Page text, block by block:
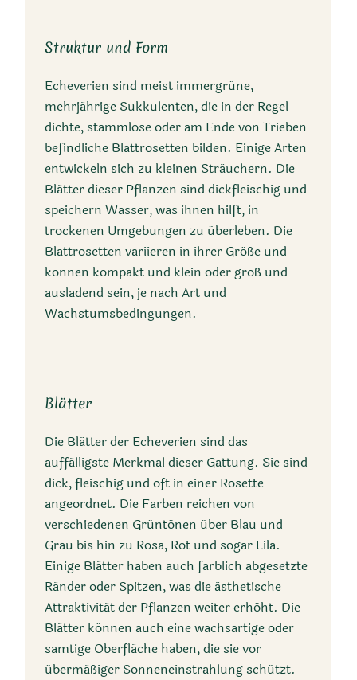
Struktur und Form
Echeverien sind meist immergrüne,
mehrjährige Sukkulenten, die in der Regel
dichte, stammlose oder am Ende von Trieben
befindliche Blattrosetten bilden. Einige Arten
entwickeln sich zu kleinen Sträuchern. Die
Blätter dieser Pflanzen sind dickfleischig und
speichern Wasser, was ihnen hilft, in
trockenen Umgebungen zu überleben. Die
Blattrosetten variieren in ihrer Größe und
können kompakt und klein oder groß und
ausladend sein, je nach Art und
Wachstumsbedingungen.
Blätter
Die Blätter der Echeverien sind das
auffälligste Merkmal dieser Gattung. Sie sind
dick, fleischig und oft in einer Rosette
angeordnet. Die Farben reichen von
verschiedenen Grüntönen über Blau und
Grau bis hin zu Rosa, Rot und sogar Lila.
Einige Blätter haben auch farblich abgesetzte
Ränder oder Spitzen, was die ästhetische
Attraktivität der Pflanzen weiter erhöht. Die
Blätter können auch eine wachsartige oder
samtige Oberfläche haben, die sie vor
übermäßiger Sonneneinstrahlung schützt.